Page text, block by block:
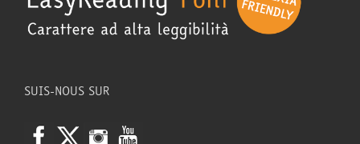
SUIS-NOUS SUR